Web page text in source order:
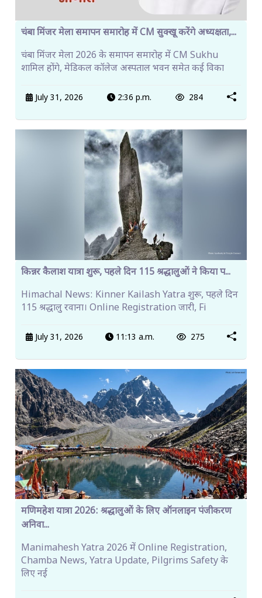
चंबा मिंजर मेला समापन समारोह में CM सुक्खू करेंगे अध्यक्षता,...
चंबा मिंजर मेला 2026 के समापन समारोह में CM Sukhu
शामिल होंगे, मेडिकल कॉलेज अस्पताल भवन समेत कई विका
July 31, 2026 2:36 p.m. 284
किन्नर कैलाश यात्रा शुरू, पहले दिन 115 श्रद्धालुओं ने किया प...
Himachal News: Kinner Kailash Yatra शुरू, पहले दिन
115 श्रद्धालु रवाना। Online Registration जारी, Fi
July 31, 2026 11:13 a.m. 275
मणिमहेश यात्रा 2026: श्रद्धालुओं के लिए ऑनलाइन पंजीकरण
अनिवा...
Manimahesh Yatra 2026 में Online Registration,
Chamba News, Yatra Update, Pilgrims Safety के
लिए नई